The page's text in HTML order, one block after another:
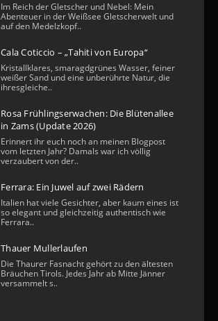
Im Reich der Gletscher und Nebel: Mein
Abenteuer in der Weißsee Gletscherwelt und
auf den Medelzkopf..
Cala Coticcio – „Tahiti von Europa“
Kristallklares, smaragdgrünes Wasser, feiner
weißer Sand und eine unberührte Natur, die
ihresgleiche..
Rosa Frühlingserwachen: Die Blütenallee
in Zams (Update 2026)
Erinnert ihr euch noch an meinen Blogpost
vom letzten Jahr? Damals war ich völlig
verzaubert von der..
Ferrara: Ein Juwel auf zwei Rädern
Italien hat viele Gesichter, aber kaum eines ist
so elegant und gleichzeitig authentisch wie
Ferrara..
Thauer Mullerlaufen
Die Thaurer Fasnacht gehört zu den ältesten
Bräuchen Tirols. Jedes Jahr ab Mitte Jänner
versammelt s..